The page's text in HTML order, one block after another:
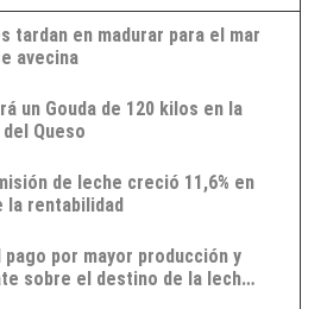
tardan en madurar para el mar
avecina
un Gouda de 120 kilos en la
Queso
de leche creció 11,6% en
la rentabilidad
por mayor producción y
sobre el destino de la leche